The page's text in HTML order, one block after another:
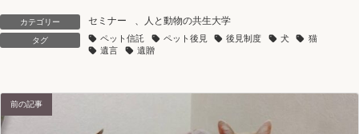
カテゴリー セミナー 、 人と動物の共生大学
タグ ペット信託 ペット後見 後見制度 犬
猫
遺言
遺贈
前の記事